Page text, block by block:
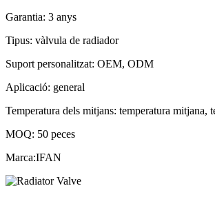
Garantia: 3 anys
Tipus: vàlvula de radiador
Suport personalitzat: OEM, ODM
Aplicació: general
Temperatura dels mitjans: temperatura mitjana,
MOQ: 50 peces
Marca:IFAN